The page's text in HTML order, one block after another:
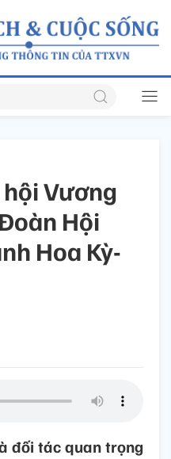
Vương
Hội
Hoa Kỳ-
đối tác quan trọng